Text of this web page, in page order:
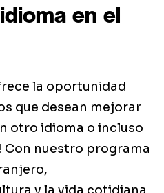
en el
la oportunidad
que desean mejorar
otro idioma o incluso
Con nuestro programa